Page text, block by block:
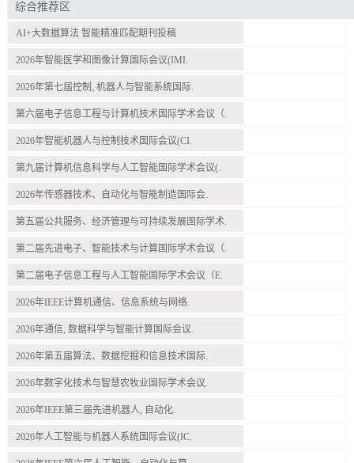
综合推荐区
AI+大数据算法 智能精准匹配期刊投稿
2026年智能医学和图像计算国际会议(IMI.
2026年第七届控制, 机器人与智能系统国际.
第六届电子信息工程与计算机技术国际学术会议（.
2026年智能机器人与控制技术国际会议(CI.
第九届计算机信息科学与人工智能国际学术会议(.
2026年传感器技术、自动化与智能制造国际会.
第五届公共服务、经济管理与可持续发展国际学术.
第二届先进电子、智能技术与计算国际学术会议（.
第二届电子信息工程与人工智能国际学术会议（E.
2026年IEEE计算机通信、信息系统与网络.
2026年通信, 数据科学与智能计算国际会议.
2026年第五届算法、数据挖掘和信息技术国际.
2026年数字化技术与智慧农牧业国际学术会议.
2026年IEEE第三届先进机器人, 自动化.
2026年人工智能与机器人系统国际会议(IC.